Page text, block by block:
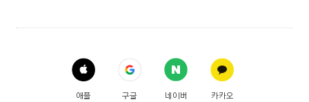
애플 구글 네이버 카카오